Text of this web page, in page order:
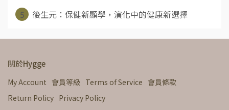
5
後生元：保健新顯學，演化中的健康新選擇
關於Hygge
My Account 會員等級 Terms of Service 會員條款
Return Policy Privacy Policy